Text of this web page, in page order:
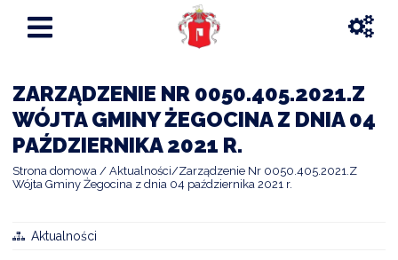
ZARZĄDZENIE NR 0050.405.2021.Z
WÓJTA GMINY ŻEGOCINA Z DNIA 04
PAŹDZIERNIKA 2021 R.
Strona domowa Aktualności
Zarządzenie Nr 0050.405.2021.Z
Wójta Gminy Żegocina z dnia 04 października 2021 r.
Aktualności